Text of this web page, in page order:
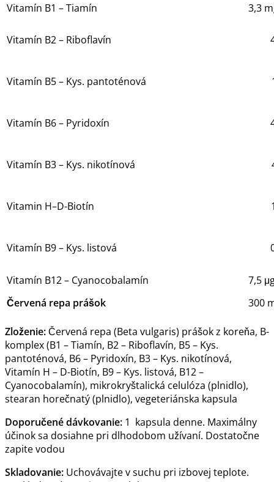
Vitamín B1 – Tiamín
3,3
Vitamín B2 – Riboflavín
Vitamín B5 – Kys. pantoténová
Vitamín B6 – Pyridoxín
Vitamín B3 – Kys. nikotínová
Vitamin H–D-Biotín
Vitamín B9 – Kys. listová
Vitamín B12 – Cyanocobalamín
7,5
Červená repa prášok
300
Zloženie:Červená repa (Beta vulgaris) prášok z koreňa, B-
komplex (B1 – Tiamín, B2 – Riboflavín, B5 – Kys.
pantoténová, B6 – Pyridoxín, B3 – Kys. nikotínová,
Vitamín H – D-Biotín, B9 – Kys. listová, B12 –
Cyanocobalamín), mikrokryštalická celulóza (plnidlo),
stearan horečnatý (plnidlo), vegeteriánska kapsula
Doporučené dávkovanie: 1 kapsula denne. Maximálny
účinok sa dosiahne pri dlhodobom užívaní. Dostatočne
zapite vodou
Skladovanie: Uchovávajte v suchu pri izbovej teplote.